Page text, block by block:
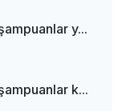
y...
k...